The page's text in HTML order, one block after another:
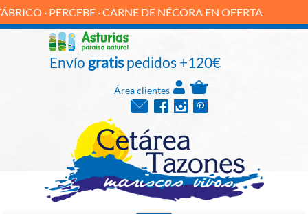
· PERCEBE · CARNE DE NÉCORA EN OFERTA
Envío gratispedidos +120€
Área clientes